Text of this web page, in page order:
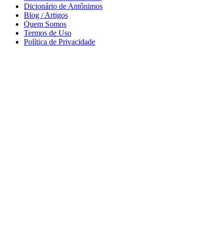
Dicionário de Antônimos
Blog / Artigos
Quem Somos
Termos de Uso
Política de Privacidade